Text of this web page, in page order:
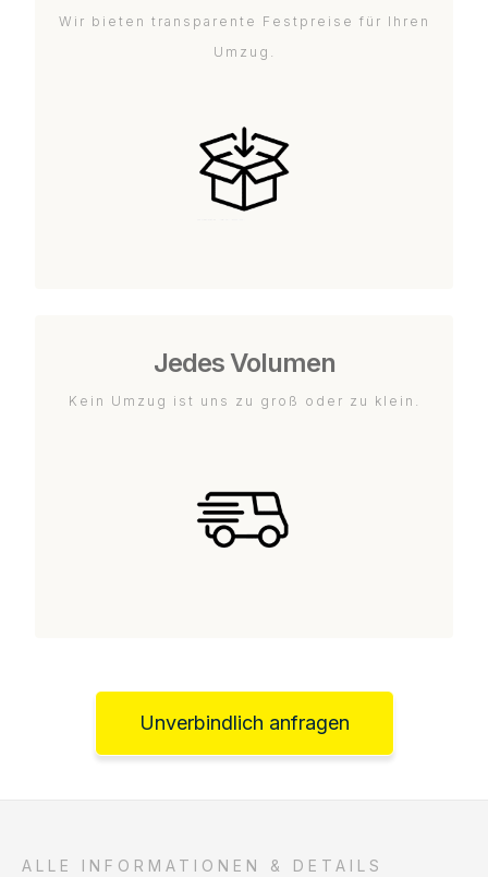
Wir bieten transparente Festpreise für Ihren
Umzug.
Jedes Volumen
Kein Umzug ist uns zu groß oder zu klein.
Unverbindlich anfragen
ALLE INFORMATIONEN & DETAILS